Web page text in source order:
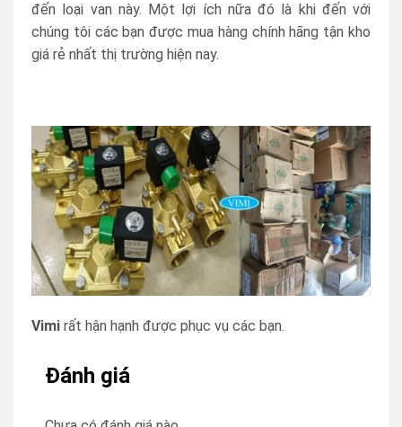
đến loại van này. Một lợi ích nữa đó là khi đến với
chúng tôi các bạn được mua hàng chính hãng tận kho
giá rẻ nhất thị trường hiện nay.
Vimi rất hận hạnh được phục vụ các bạn.
Đánh giá